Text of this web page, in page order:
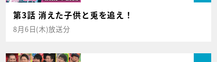
第3話 消えた子供と兎を追え！
8月6日(木)放送分